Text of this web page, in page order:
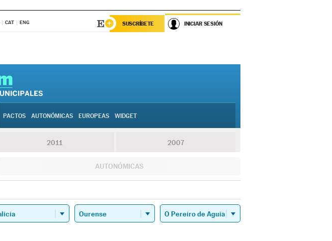
CAT ENG SUSCRÍBETE INICIAR SESIÓN
PACTOS AUTONÓMICAS EUROPEAS WIDGET
2011 2007
AUTONÓMICAS